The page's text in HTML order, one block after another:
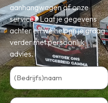
aanhangwagen of onze
service? Laat je gegevens
achter en we helpen je graag
verder met persoonlijk
advies.